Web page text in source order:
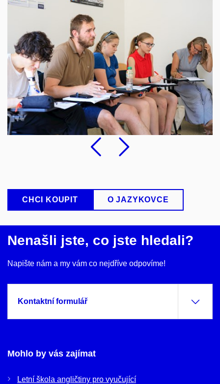
Předchozí
CHCI KOUPIT O JAZYKOVCE
Nenašli jste, co jste hledali?
Napište nám a my vám co nejdříve odpovíme!
Kontaktní formulář
Mohlo by vás zajímat
Letní škola angličtiny pro vyučující